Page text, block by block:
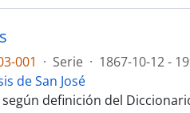
001 · Serie · 1867-10-12 -
de San José
definición del